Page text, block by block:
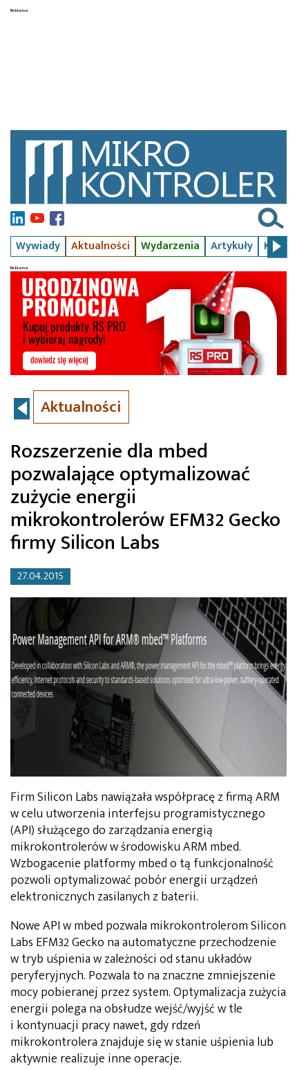
Wywiady Aktualności Wydarzenia Artykuły Kursy
Aktualności
Rozszerzenie dla mbed
pozwalające optymalizować
zużycie energii
mikrokontrolerów EFM32 Gecko
firmy Silicon Labs
27.04.2015
Firm Silicon Labs nawiązała współpracę z firmą ARM
w celu utworzenia interfejsu programistycznego
(API) służącego do zarządzania energią
mikrokontrolerów w środowisku ARM mbed.
Wzbogacenie platformy mbed o tą funkcjonalność
pozwoli optymalizować pobór energii urządzeń
elektronicznych zasilanych z baterii.
Nowe API w mbed pozwala mikrokontrolerom Silicon
Labs EFM32 Gecko na automatyczne przechodzenie
w tryb uśpienia w zależności od stanu układów
peryferyjnych. Pozwala to na znaczne zmniejszenie
mocy pobieranej przez system. Optymalizacja zużycia
energii polega na obsłudze wejść/wyjść w tle
i kontynuacji pracy nawet, gdy rdzeń
mikrokontrolera znajduje się w stanie uśpienia lub
aktywnie realizuje inne operacje.